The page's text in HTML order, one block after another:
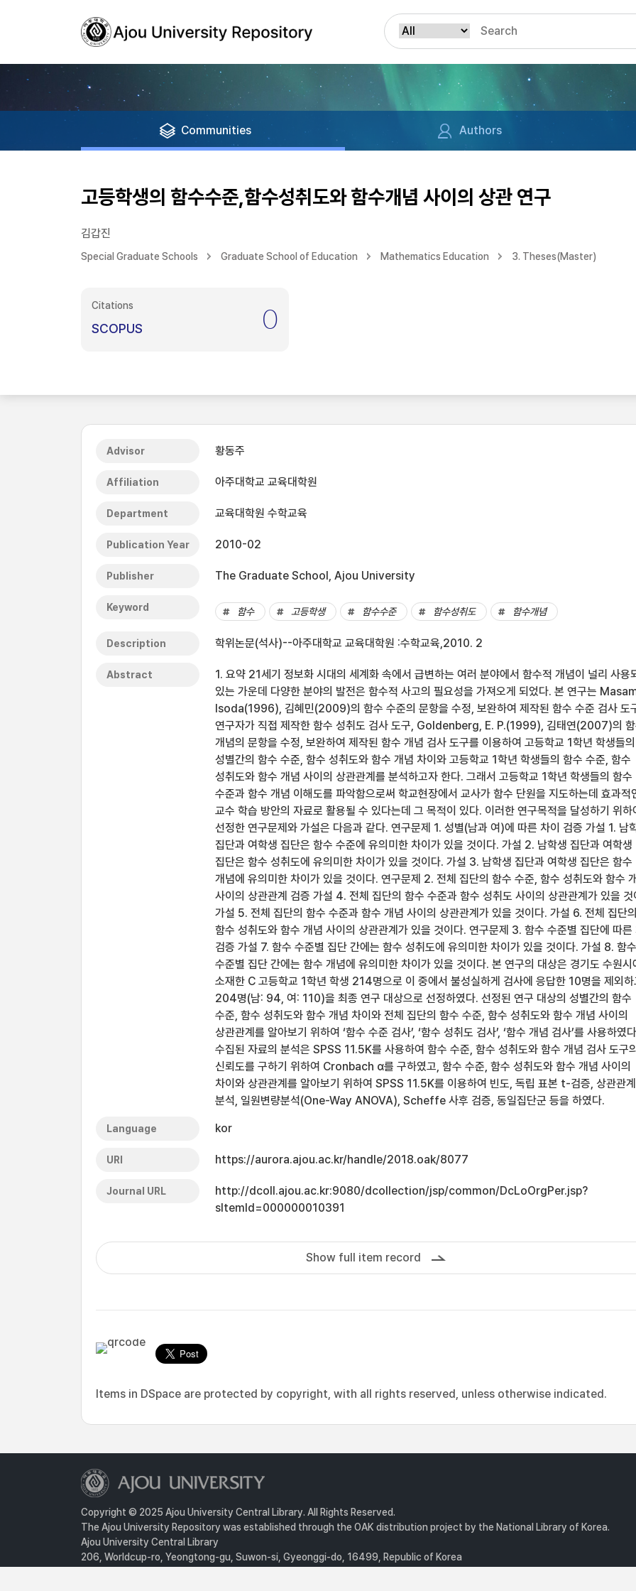
Communities Authors
고등학생의 함수수준,함수성취도와 함수개념 사이의 상관 연구
김갑진
Special Graduate Schools Graduate School of Education Mathematics Education 3. Theses(Master)
Citations
SCOPUS 0
Advisor 황동주
Affiliation 아주대학교 교육대학원
Department 교육대학원 수학교육
Publication Year 2010-02
Publisher The Graduate School, Ajou University
Keyword 함수 고등학생 함수수준 함수성취도 함수개념
Description 학위논문(석사)--아주대학교 교육대학원 :수학교육,2010. 2
Abstract
1. 요약 21세기 정보화 시대의 세계화 속에서 급변하는 여러 분야에서 함수적 개념이 널리 사용
있는 가운데 다양한 분야의 발전은 함수적 사고의 필요성을 가져오게 되었다. 본 연구는
Isoda(1996), 김혜민(2009)의 함수 수준의 문항을 수정, 보완하여 제작된 함수 수준 검사 도
연구자가 직접 제작한 함수 성취도 검사 도구, Goldenberg, E. P.(1999), 김태연(2007)의
개념의 문항을 수정, 보완하여 제작된 함수 개념 검사 도구를 이용하여 고등학교 1학년 학생들의
성별간의 함수 수준, 함수 성취도와 함수 개념 차이와 고등학교 1학년 학생들의 함수 수준, 함수
성취도와 함수 개념 사이의 상관관계를 분석하고자 한다. 그래서 고등학교 1학년 학생들의 함수
수준과 함수 개념 이해도를 파악함으로써 학교현장에서 교사가 함수 단원을 지도하는데 효과적
교수 학습 방안의 자료로 활용될 수 있다는데 그 목적이 있다. 이러한 연구목적을 달성하기 위하
선정한 연구문제와 가설은 다음과 같다. 연구문제 1. 성별(남과 여)에 따른 차이 검증 가설 1. 남
집단과 여학생 집단은 함수 수준에 유의미한 차이가 있을 것이다. 가설 2. 남학생 집단과 여학생
집단은 함수 성취도에 유의미한 차이가 있을 것이다. 가설 3. 남학생 집단과 여학생 집단은 함수
개념에 유의미한 차이가 있을 것이다. 연구문제 2. 전체 집단의 함수 수준, 함수 성취도와 함수
사이의 상관관계 검증 가설 4. 전체 집단의 함수 수준과 함수 성취도 사이의 상관관계가 있을 것
가설 5. 전체 집단의 함수 수준과 함수 개념 사이의 상관관계가 있을 것이다. 가설 6. 전체 집단의
함수 성취도와 함수 개념 사이의 상관관계가 있을 것이다. 연구문제 3. 함수 수준별 집단에 따른
검증 가설 7. 함수 수준별 집단 간에는 함수 성취도에 유의미한 차이가 있을 것이다. 가설 8. 함수
수준별 집단 간에는 함수 개념에 유의미한 차이가 있을 것이다. 본 연구의 대상은 경기도 수원시
소재한 C 고등학교 1학년 학생 214명으로 이 중에서 불성실하게 검사에 응답한 10명을 제외하
204명(남: 94, 여: 110)을 최종 연구 대상으로 선정하였다. 선정된 연구 대상의 성별간의 함수
수준, 함수 성취도와 함수 개념 차이와 전체 집단의 함수 수준, 함수 성취도와 함수 개념 사이의
상관관계를 알아보기 위하여 ‘함수 수준 검사’, ‘함수 성취도 검사’, ‘함수 개념 검사’를 사용하였
수집된 자료의 분석은 SPSS 11.5K를 사용하여 함수 수준, 함수 성취도와 함수 개념 검사 도구의
신뢰도를 구하기 위하여 Cronbach α를 구하였고, 함수 수준, 함수 성취도와 함수 개념 사이의
차이와 상관관계를 알아보기 위하여 SPSS 11.5K를 이용하여 빈도, 독립 표본 t-검증, 상관관계
분석, 일원변량분석(One-Way ANOVA), Scheffe 사후 검증, 동일집단군 등을 하였다.
Language kor
URI https://aurora.ajou.ac.kr/handle/2018.oak/8077
Journal URL
http://dcoll.ajou.ac.kr:9080/dcollection/jsp/common/DcLoOrgPer.jsp?
sItemId=000000010391
Show full item record
Items in DSpace are protected by copyright, with all rights reserved, unless otherwise indicated.
Copyright © 2025 Ajou University Central Library. All Rights Reserved.
The Ajou University Repository was established through the OAK distribution project by the National Library of Korea.
Ajou University Central Library
206, Worldcup-ro, Yeongtong-gu, Suwon-si, Gyeonggi-do, 16499, Republic of Korea